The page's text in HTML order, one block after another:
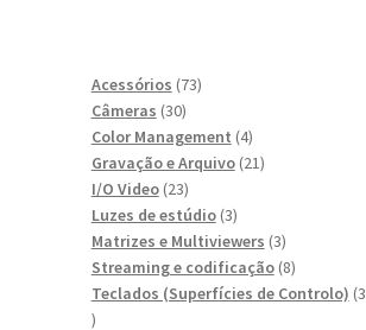
Acessórios 7373
Câmeras 3030
produtos
Color Management 44
produtos
Gravação e Arquivo 2121
I/O Video 2323
produtos
Luzes de estúdio 33
produtos
Matrizes e Multiviewers 33
produtos
Streaming e codificação 88
produtos
Teclados (Superfícies de Controlo) 3
3